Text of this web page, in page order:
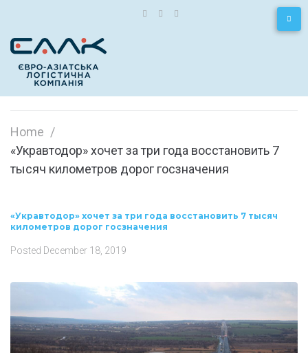
Home /
«Укравтодор» хочет за три года восстановить 7
тысяч километров дорог госзначения
«Укравтодор» хочет за три года восстановить 7 тысяч
километров дорог госзначения
Posted December 18, 2019